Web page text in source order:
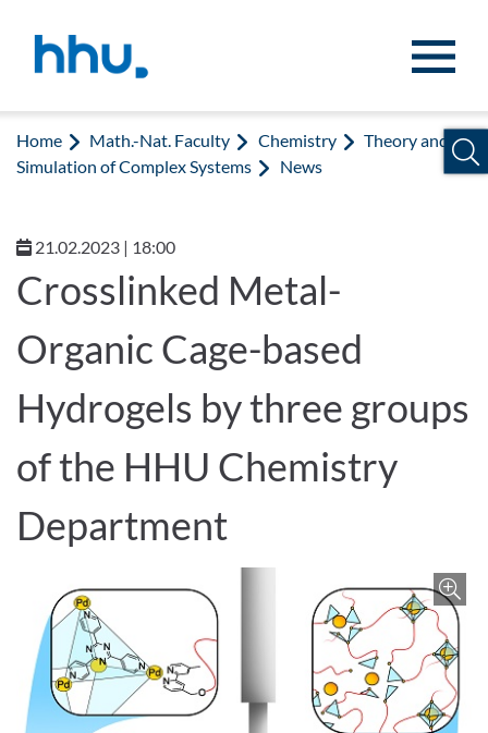
Home Math.-Nat. Faculty Chemistry
Theory and
Simulation of Complex Systems
News
21.02.2023 | 18:00
Crosslinked Metal-
Organic Cage-based
Hydrogels by three groups
of the HHU Chemistry
Department